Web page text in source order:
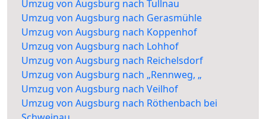
Umzug von Augsburg nach Tullnau
Umzug von Augsburg nach Gerasmühle
Umzug von Augsburg nach Koppenhof
Umzug von Augsburg nach Lohhof
Umzug von Augsburg nach Reichelsdorf
Umzug von Augsburg nach „Rennweg, „
Umzug von Augsburg nach Veilhof
Umzug von Augsburg nach Röthenbach bei